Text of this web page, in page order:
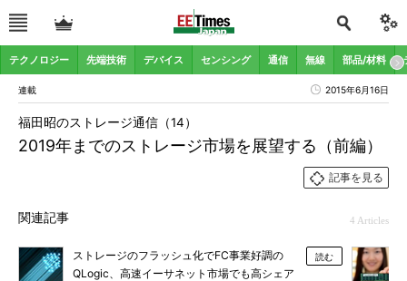
テクノロジー 先端技術 デバイス センシング 通信 無線 部品/材料
連載 2015年6月16日
2019年までのストレージ市場を展望する（前編）
福田昭のストレージ通信（14）
記事を見る
関連記事 4 Articles
ストレージのフラッシュ化でFC事業好調の
QLogic、高速イーサネット市場でも高シェア
読む